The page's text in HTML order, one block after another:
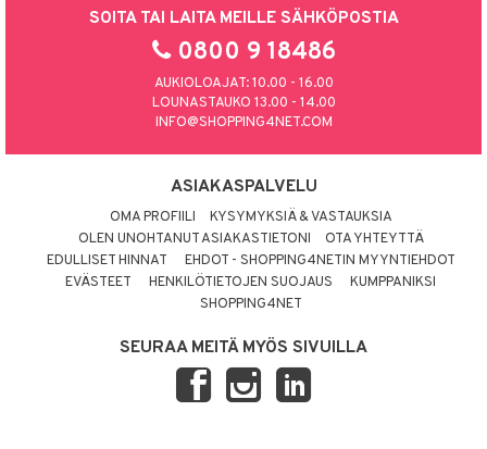
SOITA TAI LAITA MEILLE SÄHKÖPOSTIA
0800 9 18486
AUKIOLOAJAT: 10.00 - 16.00
LOUNASTAUKO 13.00 - 14.00
INFO@SHOPPING4NET.COM
ASIAKASPALVELU
OMA PROFIILI
KYSYMYKSIÄ & VASTAUKSIA
OLEN UNOHTANUT ASIAKASTIETONI
OTA YHTEYTTÄ
EDULLISET HINNAT
EHDOT - SHOPPING4NETIN MYYNTIEHDOT
EVÄSTEET
HENKILÖTIETOJEN SUOJAUS
KUMPPANIKSI
SHOPPING4NET
SEURAA MEITÄ MYÖS SIVUILLA